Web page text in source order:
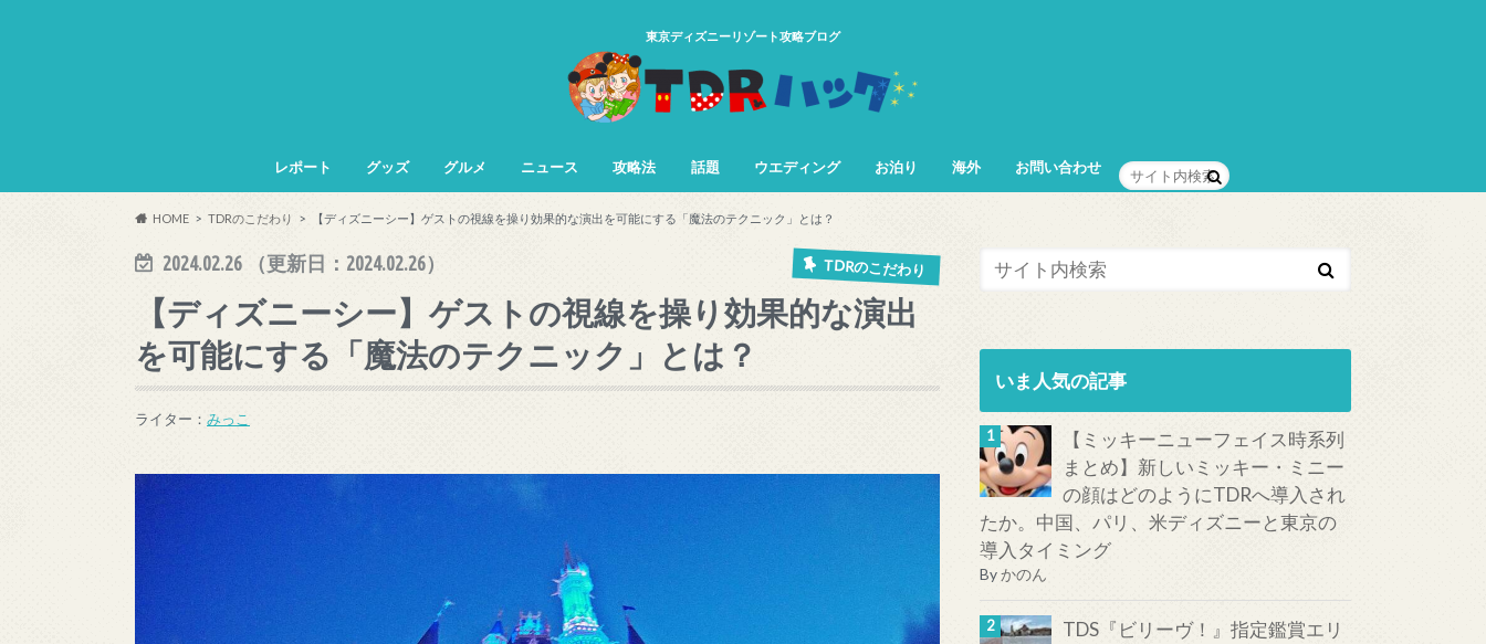
東京ディズニーリゾート攻略ブログ
レポート グッズ グルメ ニュース 攻略法 話題 ウエディング お泊り 海外 お問い合わせ
HOME TDRのこだわり 【ディズニーシー】ゲストの視線を操り効果的な演出を可能にする「魔法のテクニック」とは？
2024.02.26（更新日： 2024.02.26） TDRのこだわり
【ディズニーシー】ゲストの視線を操り効果的な演出
を可能にする「魔法のテクニック」とは？
ライター： みっこ
いま人気の記事
【ミッキーニューフェイス時系列
まとめ】新しいミッキー・ミニー
の顔はどのようにTDRへ導入され
たか。中国、パリ、米ディズニーと東京の
導入タイミング
Byかのん
TDS『ビリーヴ！』指定鑑賞エリ